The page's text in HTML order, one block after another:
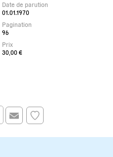
Date de parution
01.01.1970
Pagination
96
Prix
30,00 €